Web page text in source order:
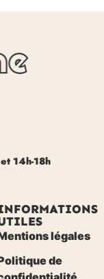
14h-18h
légales
de